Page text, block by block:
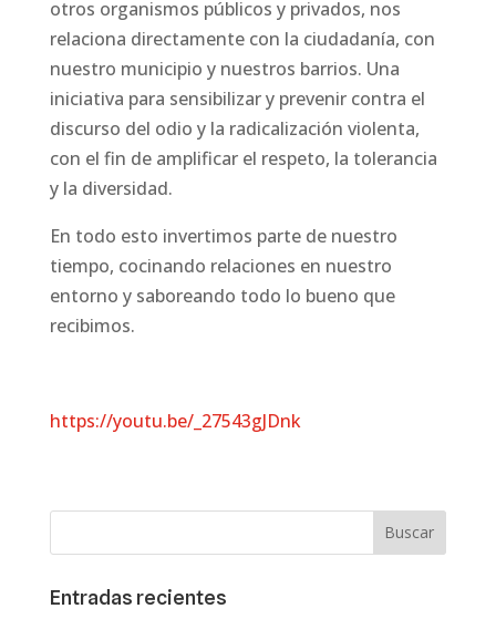
otros organismos públicos y privados, nos
relaciona directamente con la ciudadanía, con
nuestro municipio y nuestros barrios. Una
iniciativa para sensibilizar y prevenir contra el
discurso del odio y la radicalización violenta,
con el fin de amplificar el respeto, la tolerancia
y la diversidad.
En todo esto invertimos parte de nuestro
tiempo, cocinando relaciones en nuestro
entorno y saboreando todo lo bueno que
recibimos.
https://youtu.be/_27543gJDnk
Entradas recientes